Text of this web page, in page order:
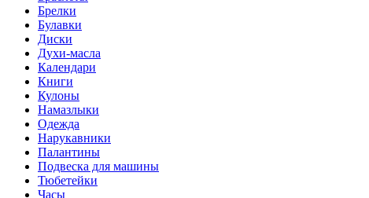
Брелки
Булавки
Диски
Духи-масла
Календари
Книги
Кулоны
Намазлыки
Одежда
Нарукавники
Палантины
Подвеска для машины
Тюбетейки
Часы